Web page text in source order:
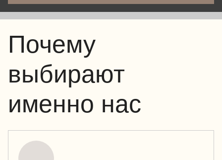
Почему
выбирают
именно нас